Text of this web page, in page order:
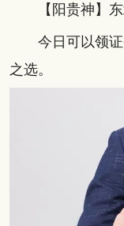
【阳贵神】东
今日可以领证
之选。